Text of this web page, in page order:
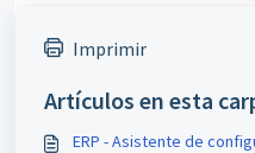
Imprimir
Artículos en esta
ERP - Asistente de